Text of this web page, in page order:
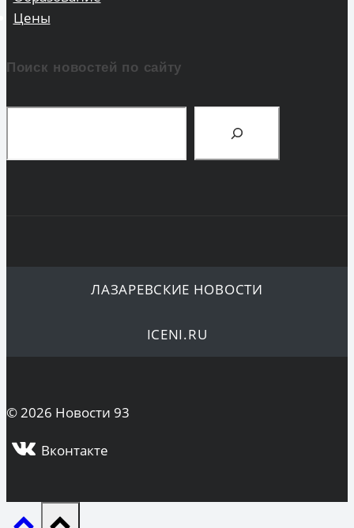
Цены
Поиск новостей по сайту
ЛАЗАРЕВСКИЕ НОВОСТИ
ICENI.RU
© 2026 Новости 93
Вконтакте